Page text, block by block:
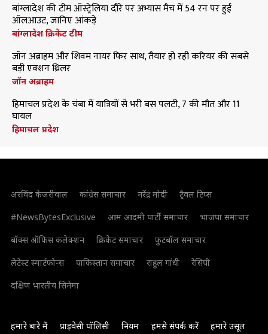
बांग्लादेश की टीम ऑस्ट्रेलिया दौरे पर अभ्यास मैच में 54 रन पर हुई
ऑलआउट, जानिए आंकड़े
बांग्लादेश क्रिकेट टीम
जॉन अब्राहम और शिवम नायर फिर साथ, तैयार हो रही करियर की सबसे
बड़ी एक्शन थ्रिलर
जॉन अब्राहम
हिमाचल प्रदेश के चंबा में यात्रियों से भरी बस पलटी, 7 की मौत और 11
घायल
हिमाचल प्रदेश
अरविंद केजरीवाल कांग्रेस समाचार नरेंद्र मोदी
ट्रैवल टिप्स
#NewsBytesExclusive
आम आदमी पार्टी समाचार
भाजपा समाचार
बॉक्स ऑफिस कलेक्शन
क्रिकेट समाचार
फुटबॉल समाचार
लेटेस्ट स्मार्टफोन्स
पाकिस्तान समाचार राहुल गांधी
रेसिपी
दक्षिण भारतीय सिनेमा
हमारे बारे में प्राइवेसी पॉलिसी नियम हमसे संपर्क करें हमारे उसूल